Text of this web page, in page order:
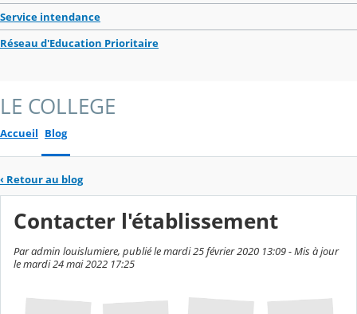
Service intendance
Réseau d'Education Prioritaire
LE COLLEGE
Accueil Blog
‹ Retour au blog
Contacter l'établissement
Par admin louislumiere, publié le mardi 25 février 2020 13:09 - Mis à jour
le mardi 24 mai 2022 17:25